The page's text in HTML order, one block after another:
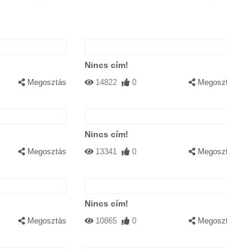
Megosztás
Nincs cím!
14822 0
Megosztás
Nincs cím!
13341 0
Megosztás
Nincs cím!
10865 0